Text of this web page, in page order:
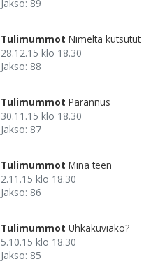
Jakso: 89
Tulimummot Nimeltä kutsutut
28.12.15 klo 18.30
Jakso: 88
Tulimummot Parannus
30.11.15 klo 18.30
Jakso: 87
Tulimummot Minä teen
2.11.15 klo 18.30
Jakso: 86
Tulimummot Uhkakuviako?
5.10.15 klo 18.30
Jakso: 85